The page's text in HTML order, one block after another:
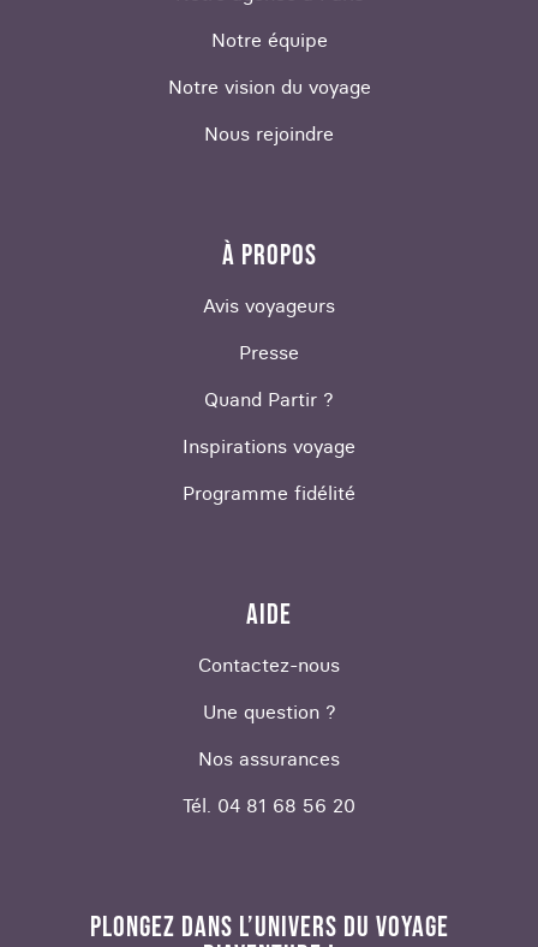
Notre équipe
Notre vision du voyage
Nous rejoindre
À PROPOS
Avis voyageurs
Presse
Quand Partir ?
Inspirations voyage
Programme fidélité
AIDE
Contactez-nous
Une question ?
Nos assurances
Tél. 04 81 68 56 20
PLONGEZ DANS L’UNIVERS DU VOYAGE